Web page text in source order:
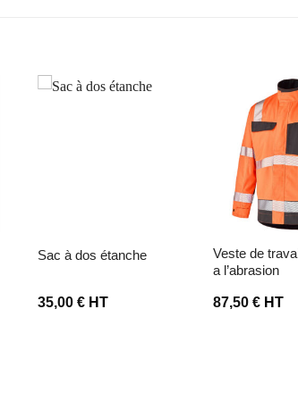
sac à dos étanche
35,00 €HT
Ajouter à la
veste de travail resistante
a l’abrasion
87,50 €HT